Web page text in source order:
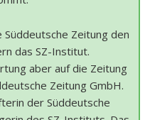
Zeitung den
das SZ-Institut.
aber auf die Zeitung
Zeitung GmbH.
der Süddeutsche